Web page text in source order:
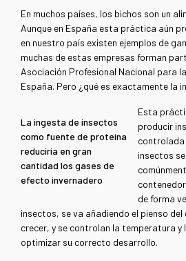
En muchos países, los bichos son un
Aunque en España esta práctica aún
en nuestro país existen ejemplos de
muchas de estas empresas forman
Asociación Profesional Nacional para
España. Pero ¿qué es exactamente la
La ingesta de insectos
como fuente de proteína
reduciría en gran
cantidad los gases de
efecto invernadero
Esta
producir
controlada
insectos
de forma
insectos, se va añadiendo el pienso
crecer, y se controlan la temperatura y
optimizar su correcto desarrollo.